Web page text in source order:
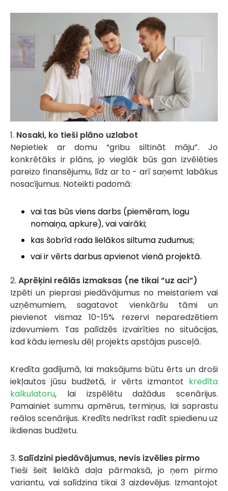
1. Nosaki, ko tieši plāno uzlabot
Nepietiek ar domu “gribu siltināt māju”. Jo
konkrētāks ir plāns, jo vieglāk būs gan izvēlēties
pareizo finansējumu, līdz ar to - arī saņemt labākus
nosacījumus. Noteikti padomā:
vai tas būs viens darbs (piemēram, logu
nomaiņa, apkure), vai vairāki;
kas šobrīd rada lielākos siltuma zudumus;
vai ir vērts darbus apvienot vienā projektā.
2. Aprēķini reālās izmaksas (ne tikai “uz aci”)
Izpēti un pieprasi piedāvājumus no meistariem vai
uzņēmumiem, sagatavot vienkāršu tāmi un
pievienot vismaz 10-15% rezervi neparedzētiem
izdevumiem. Tas palīdzēs izvairīties no situācijas,
kad kādu iemeslu dēļ projekts apstājas pusceļā.
Kredīta gadījumā, lai maksājums būtu ērts un droši
iekļautos jūsu budžetā, ir vērts izmantot kredīta
kalkulatoru, lai izspēlētu dažādus scenārijus.
Pamainiet summu apmērus, termiņus, lai saprastu
reālos scenārijus. Kredīts nedrīkst radīt spiedienu uz
ikdienas budžetu.
3. Salīdzini piedāvājumus, nevis izvēlies pirmo
Tieši šeit lielākā daļa pārmaksā, jo ņem pirmo
variantu, vai salīdzina tikai 3 aizdevējus. Izmantojot